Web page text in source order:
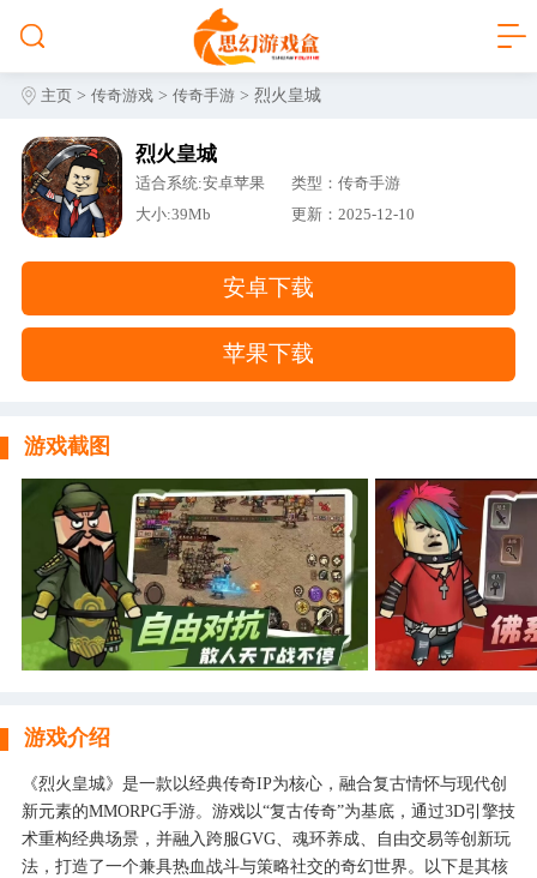
主页 >传奇游戏 >传奇手游 > 烈火皇城
烈火皇城
适合系统:安卓苹果
类型：传奇手游
大小:39Mb
更新：2025-12-10
安卓下载
苹果下载
游戏截图
游戏介绍
《烈火皇城》是一款以经典传奇IP为核心，融合复古情怀与现代创
新元素的MMORPG手游。游戏以“复古传奇”为基底，通过3D引擎技
术重构经典场景，并融入跨服GVG、魂环养成、自由交易等创新玩
法，打造了一个兼具热血战斗与策略社交的奇幻世界。以下是其核